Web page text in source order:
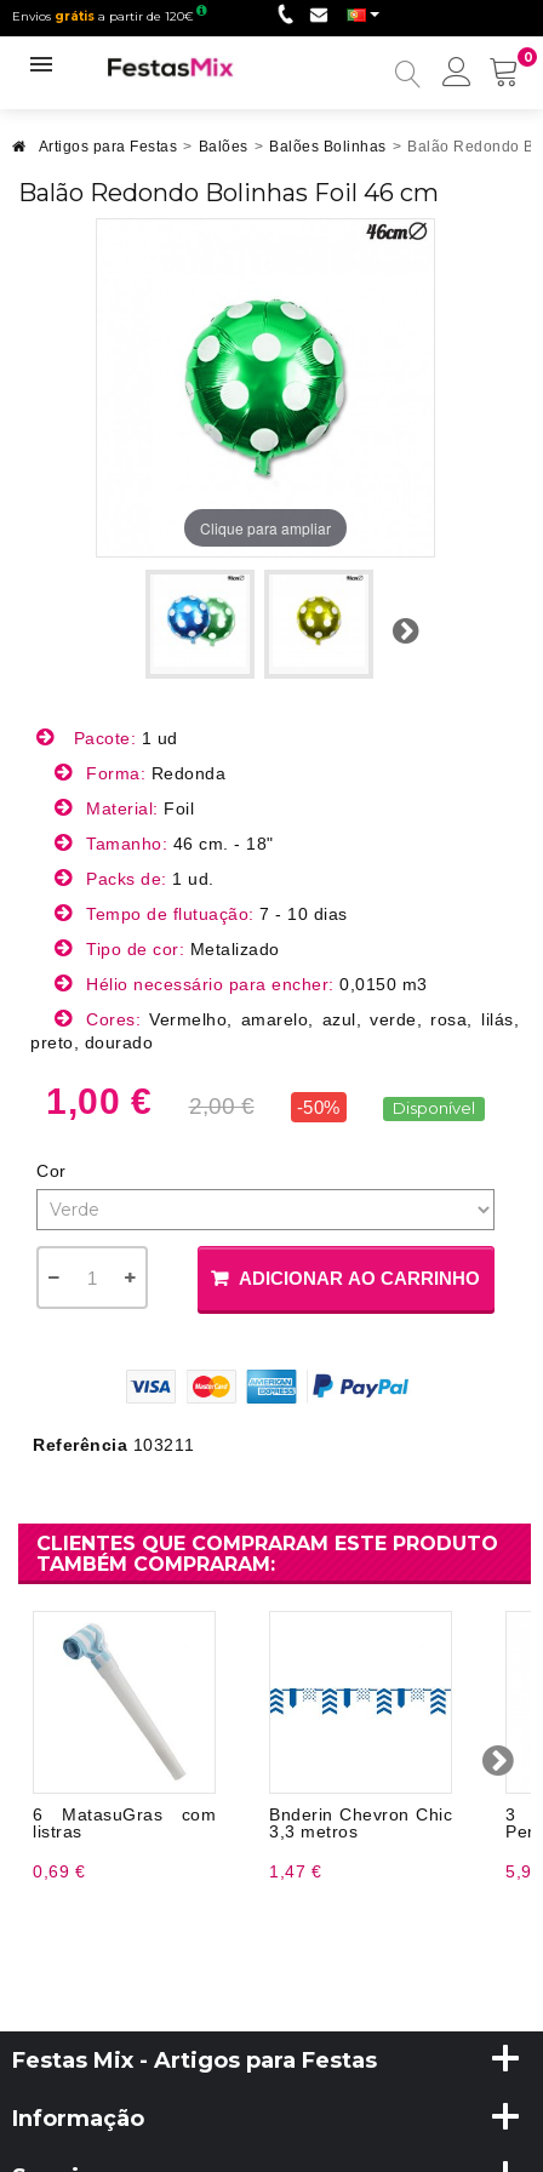
Envios grátis a partir de 120€
0
Minha
Artigos para Festas > Balões > Balões Bolinhas > Balão Redondo
Balão Redondo Bolinhas Foil 46 cm
Clique para ampliar
Próximo
Pacote: 1 ud
Forma: Redonda
Material: Foil
Tamanho: 46 cm. - 18"
Packs de: 1 ud.
Tempo de flutuação: 7 - 10 dias
Tipo de cor: Metalizado
Hélio necessário para encher: 0,0150 m3
Cores:Vermelho, amarelo, azul, verde, rosa, lilás,
preto, dourado
1,00 € 2,00 € -50% Disponível
Cor
ADICIONAR AO CARRINHO
Referência 103211
CLIENTES QUE COMPRARAM ESTE PRODUTO
TAMBÉM COMPRARAM:
6 MatasuGras com
listras
0,69 €
Bnderin Chevron Chic
3,3 metros
1,47 €
3
Festas Mix - Artigos para Festas
Informação